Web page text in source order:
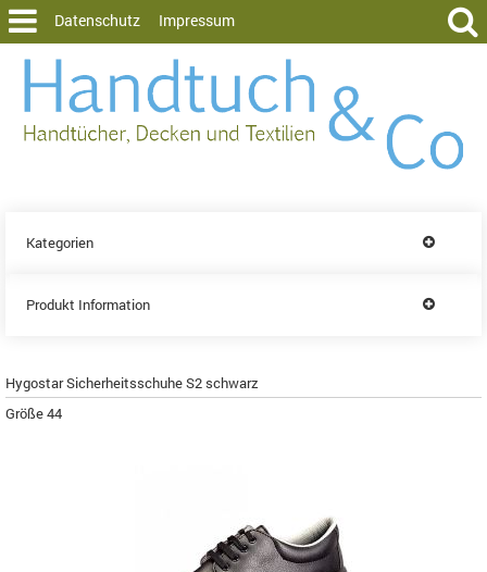
Datenschutz Impressum
Kategorien
Produkt Information
Hygostar Sicherheitsschuhe S2 schwarz
Größe 44